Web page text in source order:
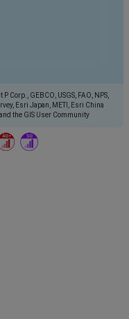
Corp., GEBCO, USGS, FAO, NPS,
Esri Japan, METI, Esri China
the GIS User Community